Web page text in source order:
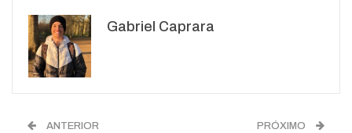
WhatsApp
Gabriel Caprara
ANTERIOR PRÓXIMO